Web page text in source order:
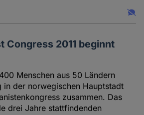
Congress 2011 beginnt
Menschen aus 50 Ländern
in der norwegischen Hauptstadt
zusammen. Das
drei Jahre stattfindenden